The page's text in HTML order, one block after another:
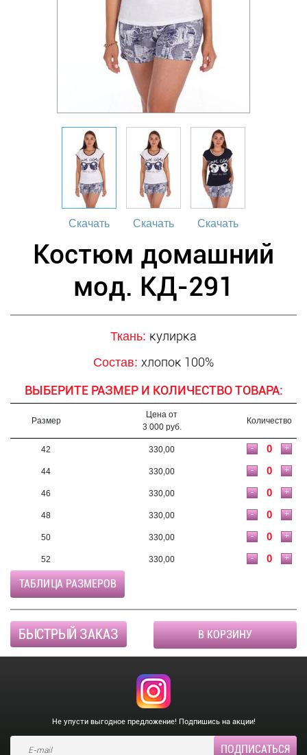
Скачать Скачать Скачать
Костюм домашний
мод. КД-291
Ткань: кулирка
Состав: хлопок 100%
ВЫБЕРИТЕ РАЗМЕР И КОЛИЧЕСТВО ТОВАРА:
Размер
Цена от
3 000 руб.
Количество
42 330,00 +
-
44 330,00 +
-
46 330,00 +
-
48 330,00 +
-
50 330,00 +
-
52 330,00 +
-
ТАБЛИЦА РАЗМЕРОВ
БЫСТРЫЙ ЗАКАЗ В КОРЗИНУ
Не упусти выгодное предложение! Подпишись на акции!